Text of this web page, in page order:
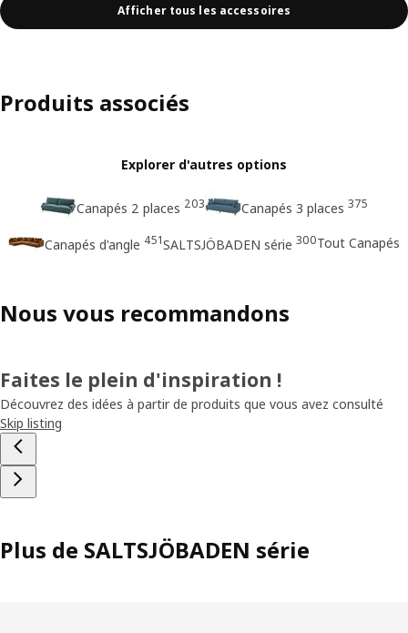
Afficher tous les accessoires
Produits associés
Explorer d'autres options
Canapés 2 places 203 Canapés 3 places 375
Canapés d'angle 451SALTSJÖBADEN série 300Tout Canapés
Nous vous recommandons
Faites le plein d'inspiration !
Découvrez des idées à partir de produits que vous avez consulté
Skip listing
Plus de SALTSJÖBADEN série